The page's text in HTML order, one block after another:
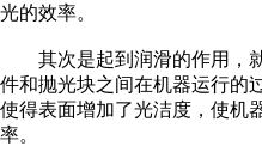
光的效率。
其次是起到润滑的作用，
件和抛光块之间在机器运行的
使得表面增加了光洁度，使机
率。